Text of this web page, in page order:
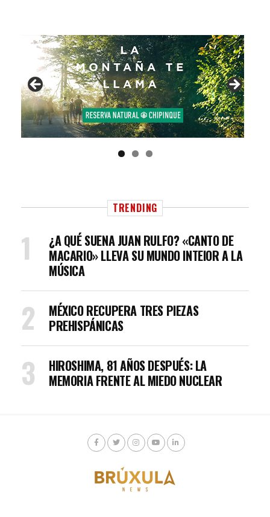
TRENDING
¿A QUÉ SUENA JUAN RULFO? «CANTO DE
MACARIO» LLEVA SU MUNDO INTEIOR A LA
MÚSICA
MÉXICO RECUPERA TRES PIEZAS
PREHISPÁNICAS
HIROSHIMA, 81 AÑOS DESPUÉS: LA
MEMORIA FRENTE AL MIEDO NUCLEAR